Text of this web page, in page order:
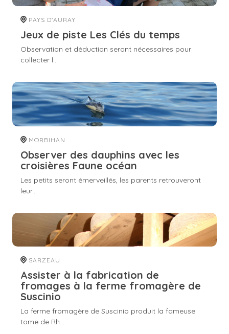
PAYS D'AURAY
Jeux de piste Les Clés du temps
Observation et déduction seront nécessaires pour
collecter l...
MORBIHAN
Observer des dauphins avec les
croisières Faune océan
Les petits seront émerveillés, les parents retrouveront
leur...
SARZEAU
Assister à la fabrication de
fromages à la ferme fromagère de
Suscinio
La ferme fromagère de Suscinio produit la fameuse
tome de Rh...